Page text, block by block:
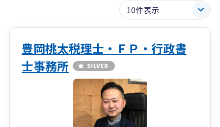
豊岡桃太税理士・ＦＰ・行政書
士事務所